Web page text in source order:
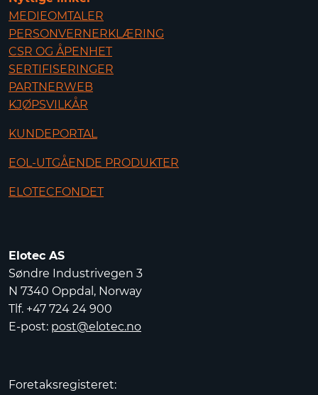
MEDIEOMTALER
PERSONVERNERKLÆRING
CSR OG ÅPENHET
SERTIFISERINGER
PARTNERWEB
KJØPSVILKÅR
KUNDEPORTAL
EOL-UTGÅENDE PRODUKTER
ELOTECFONDET
Elotec AS
Søndre Industrivegen 3
N 7340 Oppdal, Norway
Tlf. +47 724 24 900
E-post: post@elotec.no
Foretaksregisteret: